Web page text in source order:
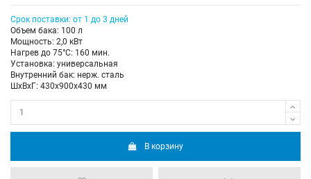
Срок поставки: от 1 до 3 дней
Объем бака: 100 л
Мощность: 2,0 кВт
Нагрев до 75°С: 160 мин.
Установка: универсальная
Внутренний бак: нерж. сталь
ШхВхГ: 430х900х430 мм
В корзину